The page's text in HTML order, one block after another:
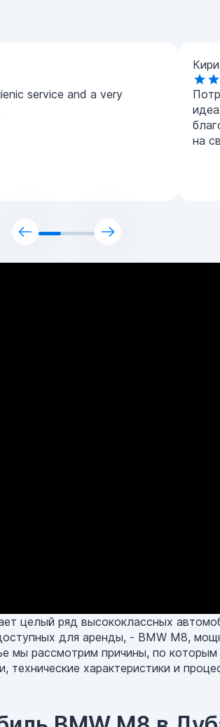
service and a very
на
целый ряд высококлассных
для аренды, - BMW M8,
мы рассмотрим причины, по
технические характеристики и